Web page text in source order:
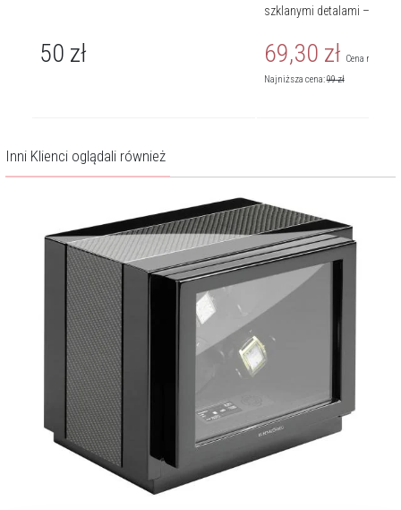
50 zł
szklanymi detalami –
69,30 zł Cena
Najniższa cena:99zł
Inni Klienci oglądali również